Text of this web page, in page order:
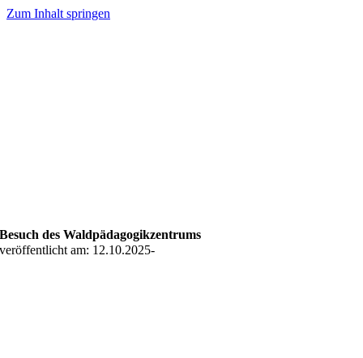
Zum Inhalt springen
Besuch des Waldpädagogikzentrums
veröffentlicht am: 12.10.2025-